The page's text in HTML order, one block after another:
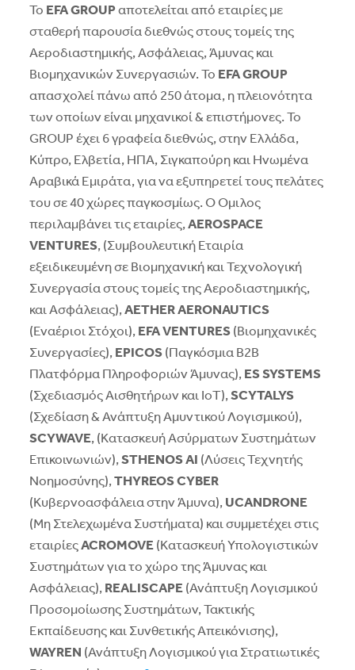
Το EFA GROUPαποτελείται από εταιρίες με
σταθερή παρουσία διεθνώς στους τομείς της
Αεροδιαστημικής, Ασφάλειας, Άμυνας και
Βιομηχανικών Συνεργασιών. Το EFA GROUP
απασχολεί πάνω από 250 άτομα, η πλειονότητα
των οποίων είναι μηχανικοί & επιστήμονες. Το
GROUP έχει 6 γραφεία διεθνώς, στην Ελλάδα,
Κύπρο, Ελβετία, HΠΑ, Σιγκαπούρη και Ηνωμένα
Αραβικά Εμιράτα, για να εξυπηρετεί τους πελάτες
του σε 40 χώρες παγκοσμίως. Ο Όμιλος
περιλαμβάνει τις εταιρίες, AEROSPACE
VENTURES, (Συμβουλευτική Εταιρία
εξειδικευμένη σε Βιομηχανική και Τεχνολογική
Συνεργασία στους τομείς της Αεροδιαστημικής,
και Ασφάλειας), AETHER AERONAUTICS
(Εναέριοι Στόχοι), EFA VENTURES(Βιομηχανικές
Συνεργασίες), EPICOS(Παγκόσμια B2B
Πλατφόρμα Πληροφοριών Άμυνας), ES SYSTEMS
(Σχεδιασμός Αισθητήρων και IoT), SCYTALYS
(Σχεδίαση & Ανάπτυξη Αμυντικού Λογισμικού),
SCYWAVE, (Κατασκευή Ασύρματων Συστημάτων
Επικοινωνιών), STHENOS AI (Λύσεις Τεχνητής
Νοημοσύνης), THYREOS CYBER
(Κυβερνοασφάλεια στην Άμυνα), UCANDRONE
(Μη Στελεχωμένα Συστήματα) και συμμετέχει στις
εταιρίεςACROMOVE(Κατασκευή Υπολογιστικών
Συστημάτων για το χώρο της Άμυνας και
Ασφάλειας), REALISCAPE(Ανάπτυξη Λογισμικού
Προσομοίωσης Συστημάτων, Τακτικής
Εκπαίδευσης και Συνθετικής Απεικόνισης),
WAYREN (Ανάπτυξη Λογισμικού για Στρατιωτικές